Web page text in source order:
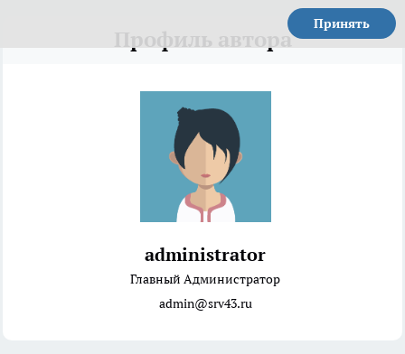
Принять
Профиль автора
administrator
Главный Администратор
admin@srv43.ru